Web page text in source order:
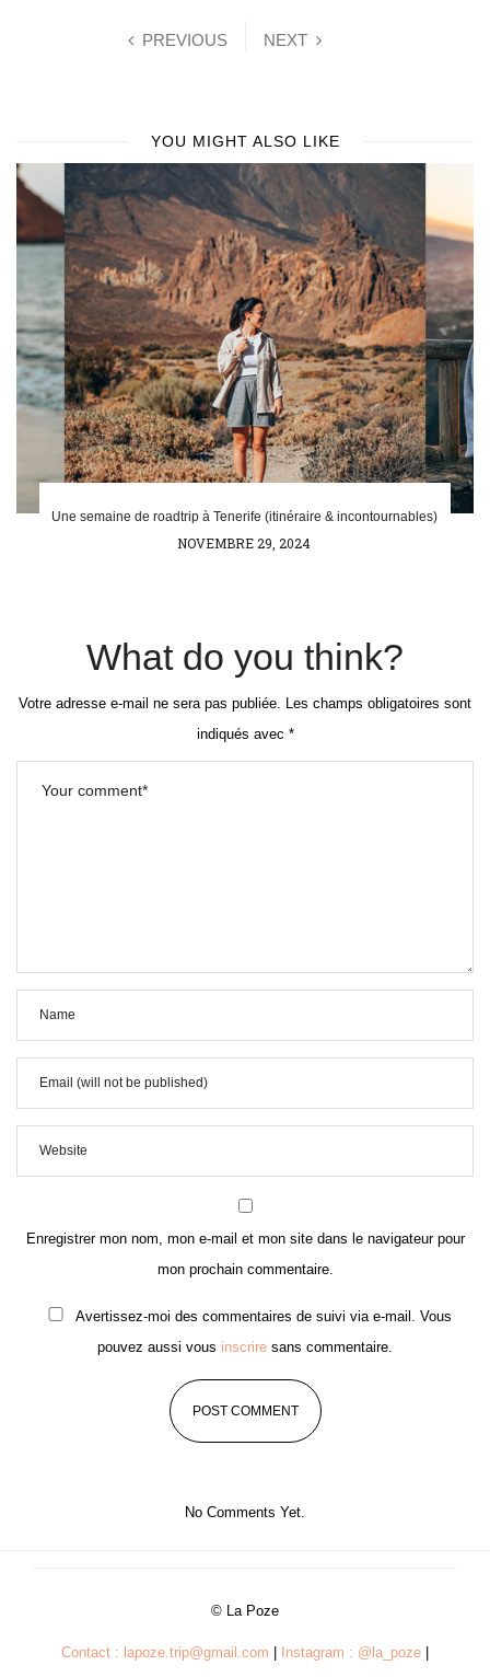
PREVIOUS NEXT
YOU MIGHT ALSO LIKE
Une semaine de roadtrip à Tenerife (itinéraire & incontournables)
POSTED
NOVEMBRE 29, 2024
What do you think?
Votre adresse e-mail ne sera pas publiée. Les champs obligatoires sont
indiqués avec *
Enregistrer mon nom, mon e-mail et mon site dans le navigateur pour
mon prochain commentaire.
Avertissez-moi des commentaires de suivi via e-mail. Vous
pouvez aussi vous inscrire sans commentaire.
No Comments Yet.
© La Poze
Contact : lapoze.trip@gmail.com Instagram : @la_poze